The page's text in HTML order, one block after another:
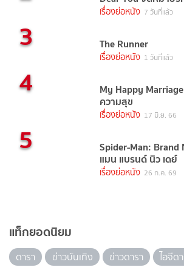
เรื่องย่อหนัง 7 วันที่แล้ว
3 The Runner
เรื่องย่อหนัง 1 วันที่แล้ว
4 My Happy
ความสุข
เรื่องย่อหนัง 17 มิ.ย. 66
5 Spider-Man: Brand
แมน แบรนด์ นิว เดย์
เรื่องย่อหนัง 26 ก.ค. 69
แท็กยอดนิยม
ดารา ข่าวบันเทิง ข่าวดารา
ไอจีด